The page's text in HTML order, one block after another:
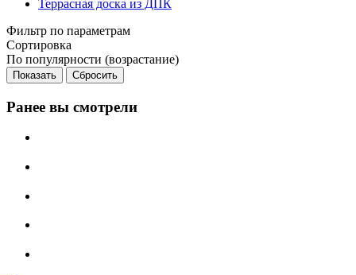
Террасная доска из ДПК
Фильтр по параметрам
Сортировка
По популярности (возрастание)
Сбросить
Ранее вы смотрели